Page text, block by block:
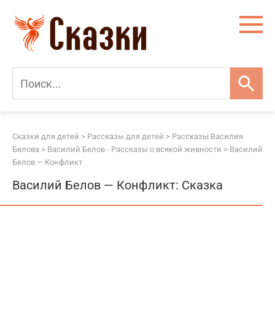
контенту
Сказки для детей > Рассказы для детей > Рассказы Василия
Белова > Василий Белов - Рассказы о всякой живности > Василий
Белов — Конфликт
Василий Белов — Конфликт: Сказка